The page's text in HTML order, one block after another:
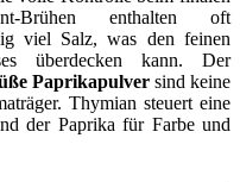
Brühen enthalten oft
viel Salz, was den feinen
überdecken kann. Der
Paprikapulversind keine
Thymian steuert eine
der Paprika für Farbe und